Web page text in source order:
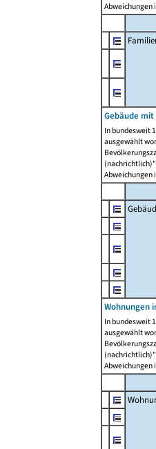
Abweichungen
Gebäude
In bundesweit
ausgewählt
Abweichungen
Wohnungen
In bundesweit
ausgewählt
Abweichungen